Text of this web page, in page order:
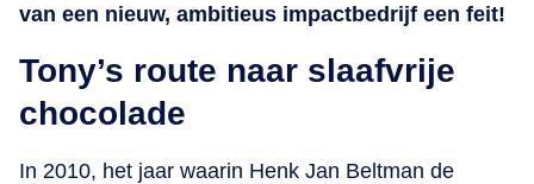
van een nieuw, ambitieus impactbedrijf een feit!
Tony’s route naar slaafvrije
chocolade
In 2010, het jaar waarin Henk Jan Beltman de